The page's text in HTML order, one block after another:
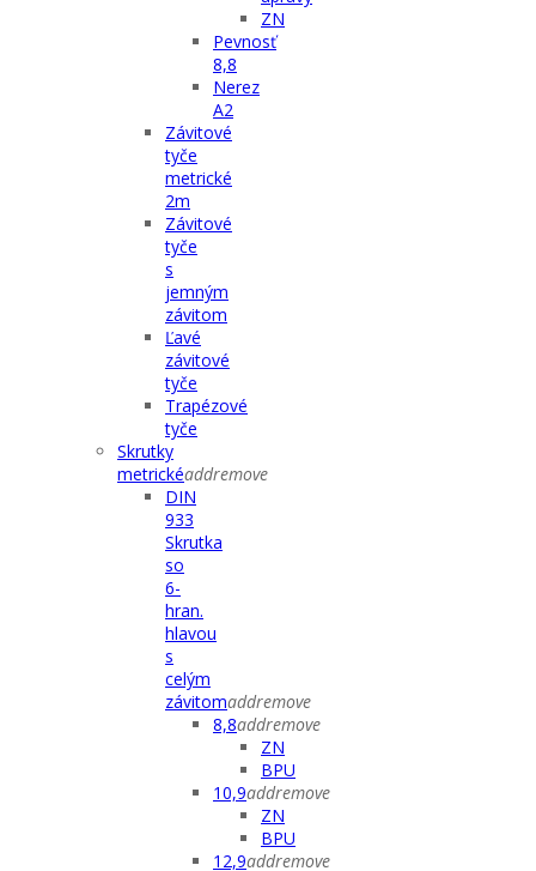
ZN
Pevnosť
8,8
Nerez
A2
Závitové
tyče
metrické
2m
Závitové
tyče
s
jemným
závitom
Ľavé
závitové
tyče
Trapézové
tyče
Skrutky
metrickéaddremove
DIN
933
Skrutka
so
6-
hran.
hlavou
s
celým
závitomaddremove
8,8addremove
ZN
BPU
10,9addremove
ZN
BPU
12,9addremove